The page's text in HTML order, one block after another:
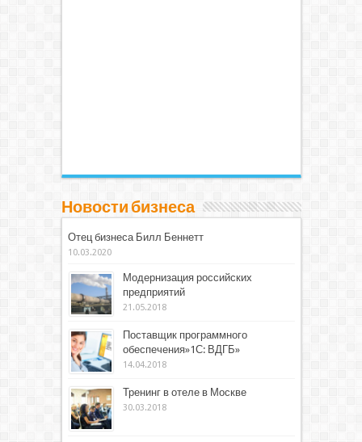
Новости бизнеса
Отец бизнеса Билл Беннетт
10.03.2020
Модернизация российских
предприятий
21.05.2018
Поставщик программного
обеспечения»1С: ВДГБ»
14.04.2018
Тренинг в отеле в Москве
30.03.2018